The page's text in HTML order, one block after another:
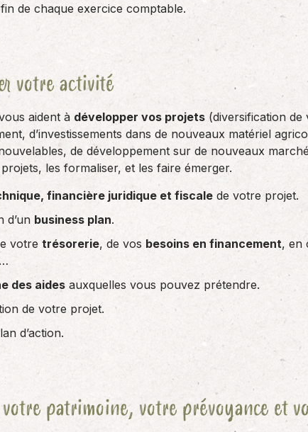
de chaque exercice comptable.
votre activité
aident à développer vos projets (diversification de
d’investissements dans de nouveaux matériel
de développement sur de nouveaux
les formaliser, et les faire émerger.
financière juridique et fiscale de votre projet.
d’un business plan.
votre trésorerie, de vos besoins en financement, en
des aides auxquelles vous pouvez prétendre.
de votre projet.
d’action.
votre patrimoine, votre prévoyance et